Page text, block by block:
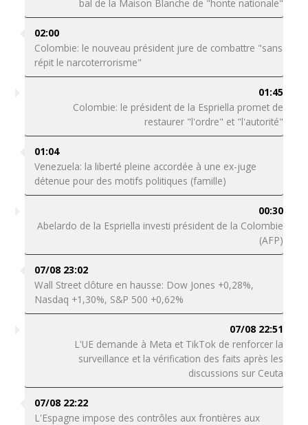
bal de la Maison Blanche de "honte nationale"
02:00
Colombie: le nouveau président jure de combattre "sans
répit le narcoterrorisme"
01:45
Colombie: le président de la Espriella promet de
restaurer "l'ordre" et "l'autorité"
01:04
Venezuela: la liberté pleine accordée à une ex-juge
détenue pour des motifs politiques (famille)
00:30
Abelardo de la Espriella investi président de la Colombie
(AFP)
07/08 23:02
Wall Street clôture en hausse: Dow Jones +0,28%,
Nasdaq +1,30%, S&P 500 +0,62%
07/08 22:51
L'UE demande à Meta et TikTok de renforcer la
surveillance et la vérification des faits après les
discussions sur Ceuta
07/08 22:22
L'Espagne impose des contrôles aux frontières aux